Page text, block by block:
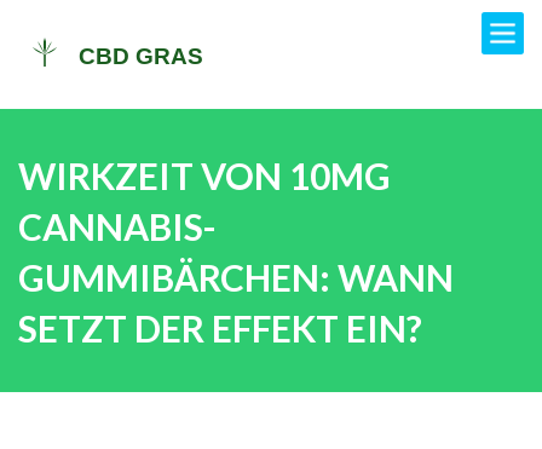
WIRKZEIT VON 10MG
CANNABIS-
GUMMIBÄRCHEN: WANN
SETZT DER EFFEKT EIN?